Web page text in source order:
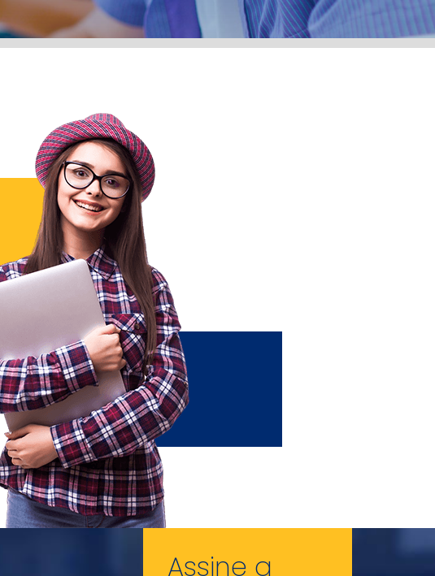
Assine a